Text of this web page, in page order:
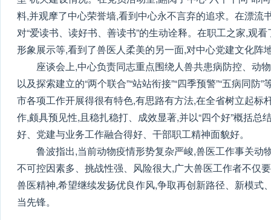
料,并观摩了中心荣誉墙,看到中心永不言弃的追求。在漂流
对“爱读书、读好书、善读书”的生动诠释。在职工之家,观
形象展示等,看到了兽医人柔美的另一面,对中心党建文化阵
座谈会上,中心负责同志重点围绕人兽共患病防控、动
以及探索建立的“两个联合”“站站衔接”“四季预警”“五病同
市各项工作开展得很有特色,有思路有方法,在全省树立起标
作,颇具预见性,且稳扎稳打、成效显著,并以“四个好”概括
好、党建与业务工作融合得好、干部职工精神面貌好。
鲁波指出,当前动物疫情形势复杂严峻,兽医工作事关动
不可控因素多、挑战性强、风险很大,广大兽医工作者不仅
兽医精神,希望继续发扬优良作风,争取再创新路径、新模式
当先锋。